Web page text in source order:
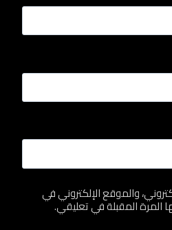
والموقع الإلكتروني في
المرة المقبلة في تعليقي.